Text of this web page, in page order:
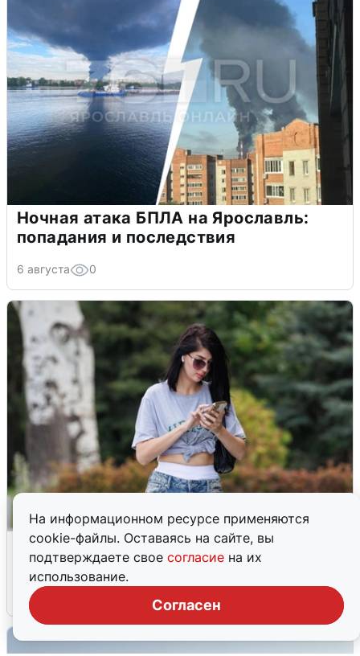
На информационном ресурсе применяются
cookie-файлы. Оставаясь на сайте, вы
подтверждаете свое согласие на их
использование.
Согласен
Ночная атака БПЛА на Ярославль:
попадания и последствия
6 августа 0
Волгоградцы остались без
мобильного интернета
6 августа